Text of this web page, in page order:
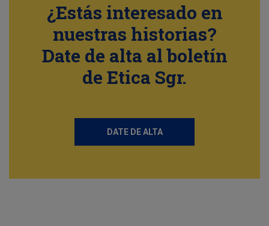
¿Estás interesado en
nuestras historias?
Date de alta al boletín
de Etica Sgr.
DATE DE ALTA